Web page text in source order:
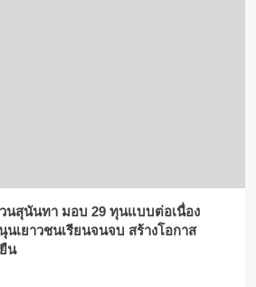
นสุนันทา มอบ 29 ทุนแบบต่อเนื่อง
เยาวชนเรียนจนจบ สร้างโอกาส
น